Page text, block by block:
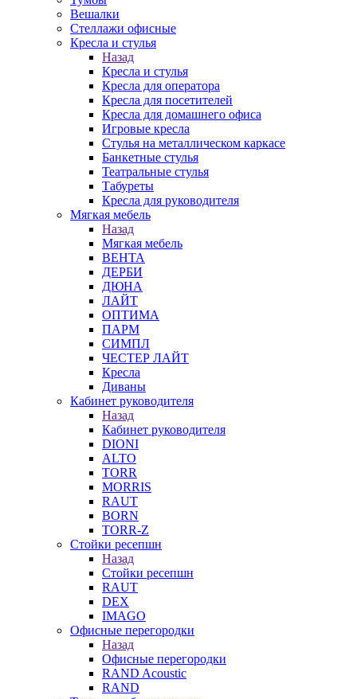
Вешалки
Стеллажи офисные
Кресла и стулья
Назад
Кресла и стулья
Кресла для оператора
Кресла для посетителей
Кресла для домашнего офиса
Игровые кресла
Стулья на металлическом каркасе
Банкетные стулья
Театральные стулья
Табуреты
Кресла для руководителя
Мягкая мебель
Назад
Мягкая мебель
ВЕНТА
ДЕРБИ
ДЮНА
ЛАЙТ
ОПТИМА
ПАРМ
СИМПЛ
ЧЕСТЕР ЛАЙТ
Кресла
Диваны
Кабинет руководителя
Назад
Кабинет руководителя
DIONI
ALTO
TORR
MORRIS
RAUT
BORN
TORR-Z
Стойки ресепшн
Назад
Стойки ресепшн
RAUT
DEX
IMAGO
Офисные перегородки
Назад
Офисные перегородки
RAND Acoustic
RAND